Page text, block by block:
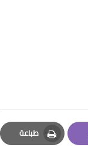
طباعة
Print